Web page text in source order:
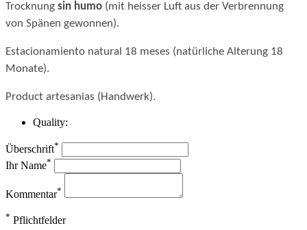
Trocknung sin humo (mit heisser Luft aus der Verbrennung
von Spänen gewonnen).
Estacionamiento natural 18 meses (natürliche Alterung 18
Monate).
Product artesanias (Handwerk).
Quality:
Überschrift*
Ihr Name*
Kommentar*
* Pflichtfelder